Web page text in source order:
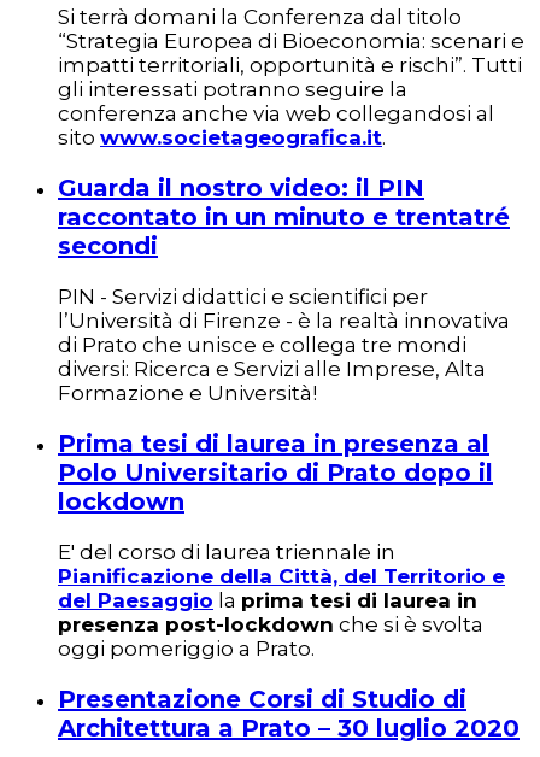
Si terrà domani la Conferenza dal titolo
“Strategia Europea di Bioeconomia: scenari e
impatti territoriali, opportunità e rischi”. Tutti
gli interessati potranno seguire la
conferenza anche via web collegandosi al
sito www.societageografica.it.
Guarda il nostro video: il PIN
raccontato in un minuto e trentatré
secondi
PIN - Servizi didattici e scientifici per
l’Università di Firenze - è la realtà innovativa
di Prato che unisce e collega tre mondi
diversi: Ricerca e Servizi alle Imprese, Alta
Formazione e Università!
Prima tesi di laurea in presenza al
Polo Universitario di Prato dopo il
lockdown
E' del corso di laurea triennale in
Pianificazione della Città, del Territorio e
del Paesaggio la prima tesi di laurea in
presenza post-lockdown che si è svolta
oggi pomeriggio a Prato.
Presentazione Corsi di Studio di
Architettura a Prato – 30 luglio 2020